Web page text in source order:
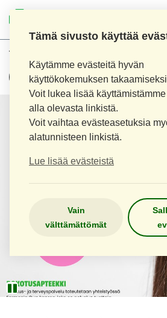
Tämä sivusto käyttää
Käytämme evästeitä hyvän
käyttökokemuksen
Voit lukea lisää
alla olevasta linkistä.
Voit vaihtaa evästeasetuksia
alatunnisteen linkistä.
Lue lisää evästeistä
Vain
välttämättömät
Tuotehaku: